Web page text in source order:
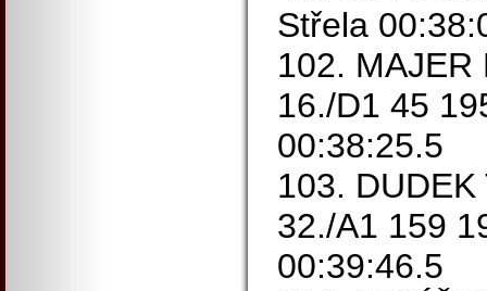
Střela
102. MAJER
16./D1 45
00:38:25.5
103.
32./A1 159
00:39:46.5